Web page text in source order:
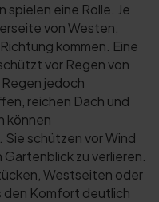
spielen eine Rolle. Je
von Westen,
kommen. Eine
vor Regen von
jedoch
reichen Dach und
können
Sie schützen vor Wind
zu verlieren.
Westseiten oder
den Komfort deutlich